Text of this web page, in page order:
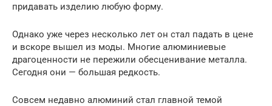
придавать изделию любую форму.
Однако уже через несколько лет он стал падать в цене
и вскоре вышел из моды. Многие алюминиевые
драгоценности не пережили обесценивание металла.
Сегодня они — большая редкость.
Совсем недавно алюминий стал главной темой